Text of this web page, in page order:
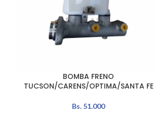
BOMBA FRENO
TUCSON/CARENS/OPTIMA/SANTA FE
Bs. 51.000